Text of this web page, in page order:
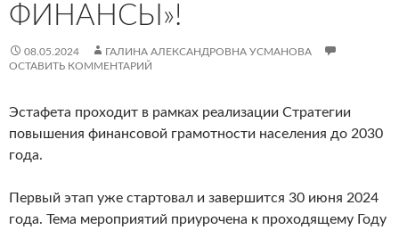
ФИНАНСЫ»!
08.05.2024
ГАЛИНА АЛЕКСАНДРОВНА УСМАНОВА
ОСТАВИТЬ КОММЕНТАРИЙ
Эстафета проходит в рамках реализации Стратегии
повышения финансовой грамотности населения до 2030
года.
Первый этап уже стартовал и завершится 30 июня 2024
года. Тема мероприятий приурочена к проходящему Году